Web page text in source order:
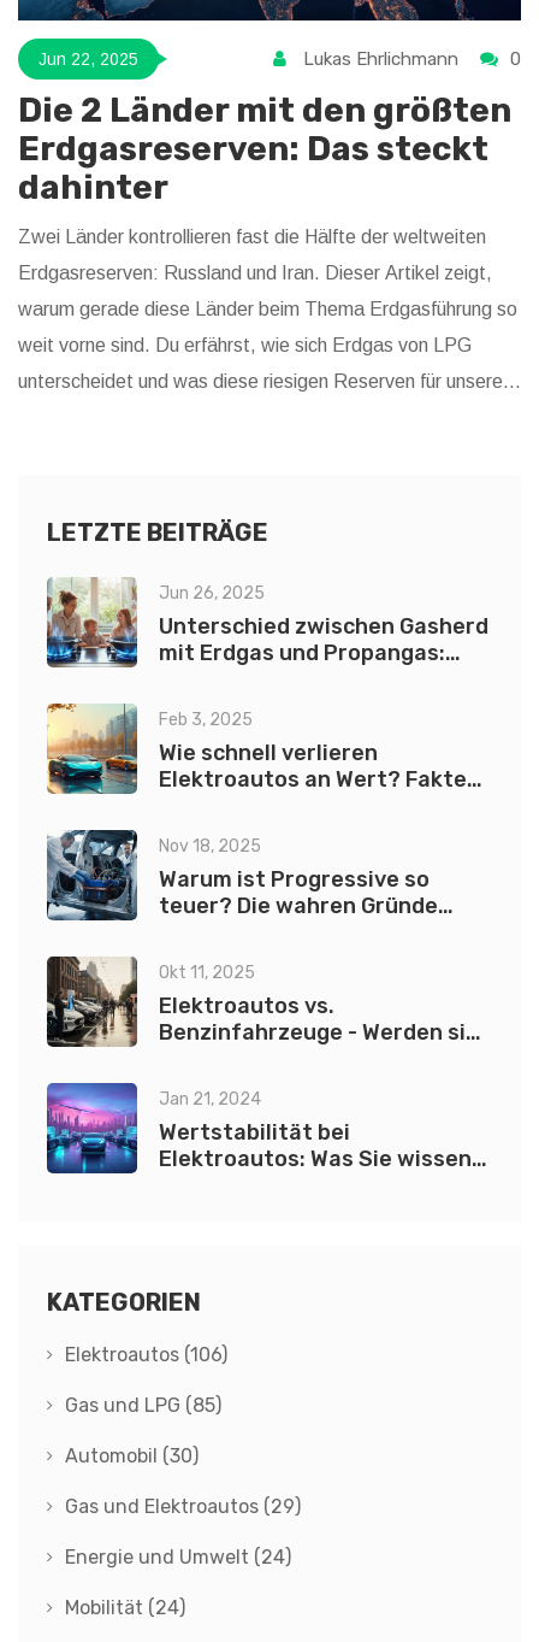
Jun 22, 2025 Lukas Ehrlichmann 0
Die 2 Länder mit den größten
Erdgasreserven: Das steckt
dahinter
Zwei Länder kontrollieren fast die Hälfte der weltweiten
Erdgasreserven: Russland und Iran. Dieser Artikel zeigt,
warum gerade diese Länder beim Thema Erdgasführung so
weit vorne sind. Du erfährst, wie sich Erdgas von LPG
unterscheidet und was diese riesigen Reserven für unsere
liest hier weiter.
LETZTE BEITRÄGE
Jun 26, 2025
Unterschied zwischen Gasherd
mit Erdgas und Propangas:
Feb 3, 2025
Wie schnell verlieren
Elektroautos an Wert? Fakten
Nov 18, 2025
Warum ist Progressive so
teuer? Die wahren Gründe
Versicherungskosten für
Elektroautos
Okt 11, 2025
Elektroautos vs.
Benzinfahrzeuge - Werden sie
ersetzen?
Jan 21, 2024
Wertstabilität bei
Elektroautos: Was Sie wissen
KATEGORIEN
Elektroautos (106)
Gas und LPG (85)
Automobil (30)
Gas und Elektroautos (29)
Energie und Umwelt (24)
Mobilität (24)